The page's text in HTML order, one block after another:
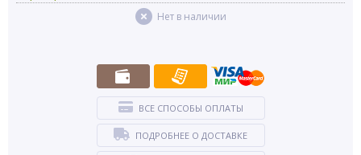
Нет в наличии
ВСЕ СПОСОБЫ ОПЛАТЫ
ПОДРОБНЕЕ О ДОСТАВКЕ